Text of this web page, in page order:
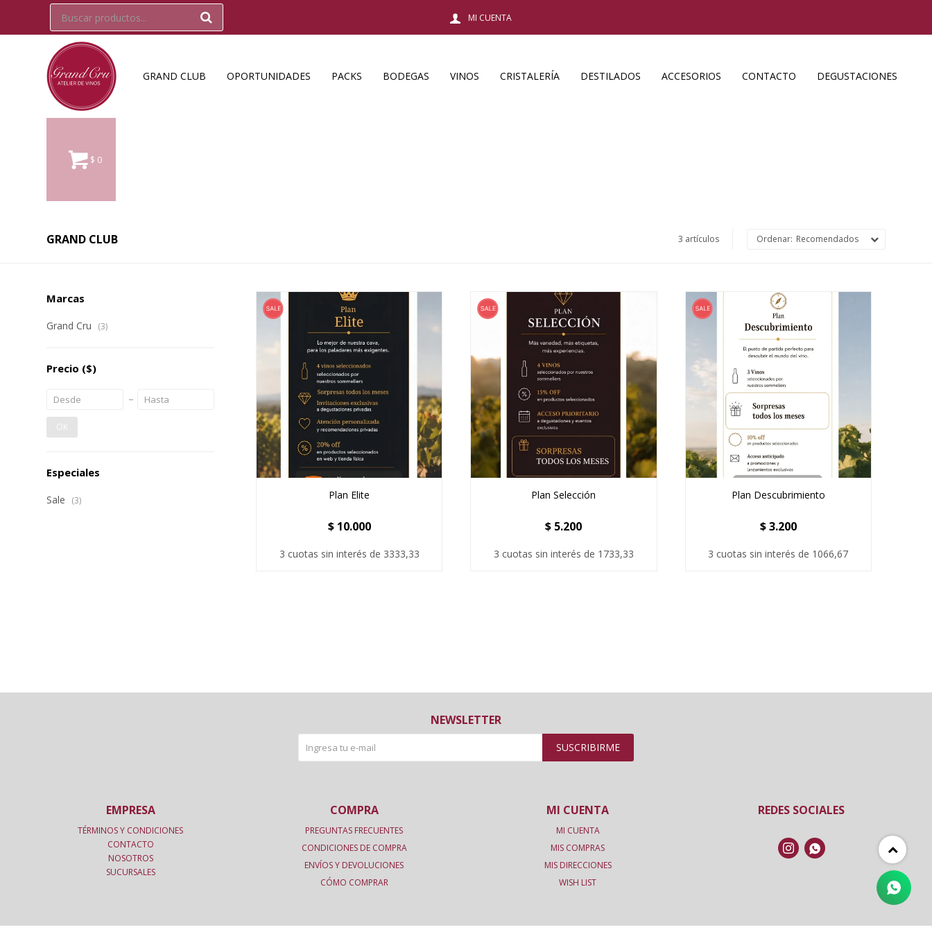
GRAND CLUB OPORTUNIDADES PACKS BODEGAS VINOS CRISTALERÍA DESTILADOS ACCESORIOS CONTACTO DEGUSTACIONES
$ 0
GRAND CLUB 3 artículos Recomendados
Plan Elite
$ 10.000
3 cuotas sin interés de 3333,33
Plan Selección
$ 5.200
3 cuotas sin interés de 1733,33
Plan Descubrimiento
$ 3.200
3 cuotas sin interés de 1066,67
Marcas
Grand Cru (3)
Precio ($)
OK
Especiales
Sale (3)
NEWSLETTER
SUSCRIBIRME
REDES SOCIALES
 
EMPRESA
TÉRMINOS Y CONDICIONES
CONTACTO
NOSOTROS
SUCURSALES
COMPRA
PREGUNTAS FRECUENTES
CONDICIONES DE COMPRA
ENVÍOS Y DEVOLUCIONES
CÓMO COMPRAR
MI CUENTA
MI CUENTA
MIS COMPRAS
MIS DIRECCIONES
WISH LIST